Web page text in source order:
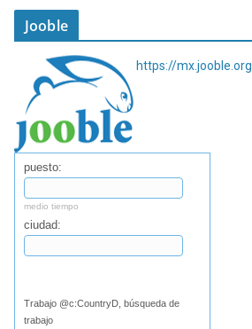
Jooble
https://mx.jooble.org
puesto:
medio tiempo
ciudad:
Trabajo @c:CountryD, búsqueda de
trabajo